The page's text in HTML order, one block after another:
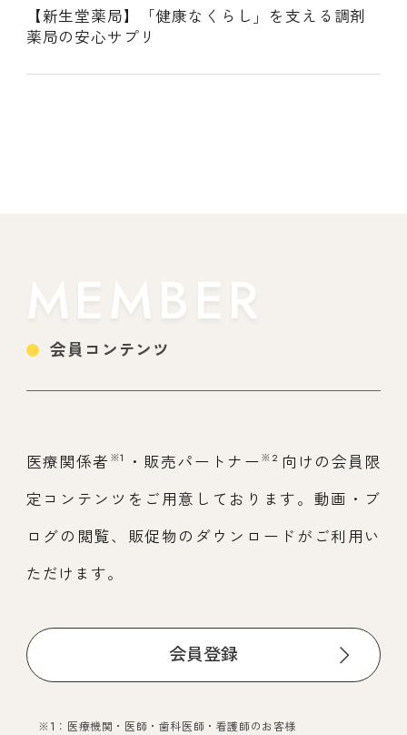
【新生堂薬局】「健康なくらし」を支える調剤
薬局の安心サプリ
MEMBER
会員コンテンツ
医療関係者 ※1 ・販売パートナー※2 向けの会員限
定コンテンツをご用意しております。動画・ブ
ログの閲覧、販促物のダウンロードがご利用い
ただけます。
会員登録
※1：医療機関・医師・歯科医師・看護師のお客様